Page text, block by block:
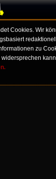
Cookies. Wir
zu